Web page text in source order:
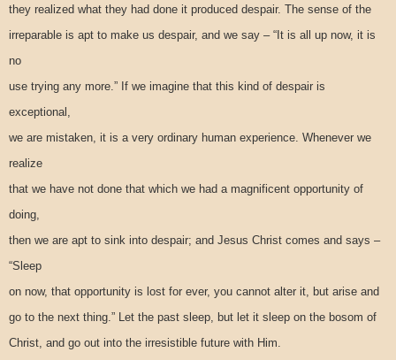
they realized what they had done it produced despair. The sense of the
irreparable is apt to make us despair, and we say – “It is all up now, it is
no
use trying any more.” If we imagine that this kind of despair is
exceptional,
we are mistaken, it is a very ordinary human experience. Whenever we
realize
that we have not done that which we had a magnificent opportunity of
doing,
then we are apt to sink into despair; and Jesus Christ comes and says –
“Sleep
on now, that opportunity is lost for ever, you cannot alter it, but arise and
go to the next thing.” Let the past sleep, but let it sleep on the bosom of
Christ, and go out into the irresistible future with Him.